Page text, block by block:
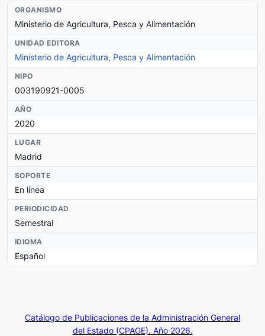
ORGANISMO
Ministerio de Agricultura, Pesca y Alimentación
UNIDAD EDITORA
Ministerio de Agricultura, Pesca y Alimentación
NIPO
003190921-0005
AÑO
2020
LUGAR
Madrid
SOPORTE
En línea
PERIODICIDAD
Semestral
IDIOMA
Español
Catálogo de Publicaciones de la Administración General
del Estado (CPAGE). Año 2026.